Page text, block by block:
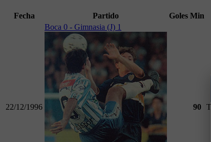
Fecha Partido Goles Min
22/12/1996
Boca 0 - Gimnasia (J) 1
90